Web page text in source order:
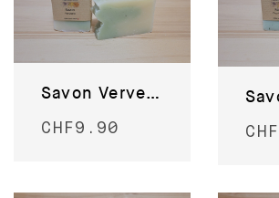
Savon Verveine
CHF 9.90 CHF